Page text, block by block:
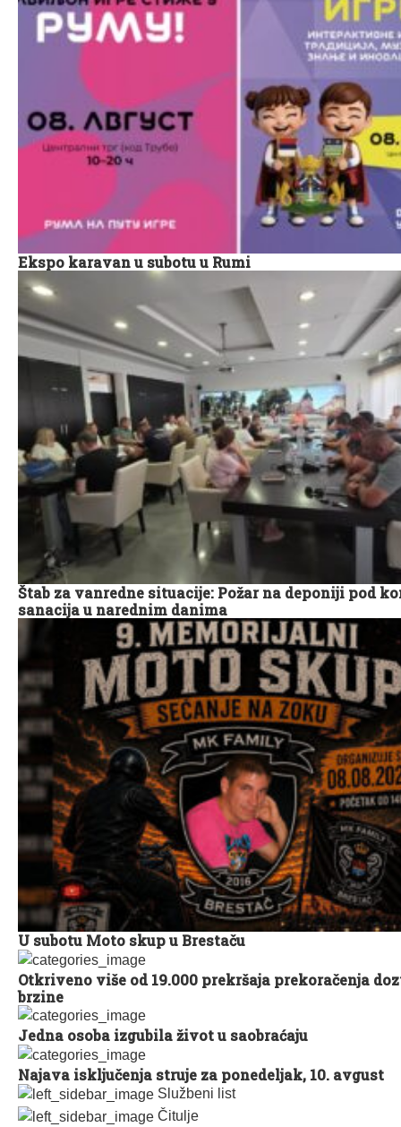
Službeni list
Čitulje
Ekspo karavan u subotu u Rumi
Štab za vanredne situacije: Požar na deponiji pod
sanacija u narednim danima
U subotu Moto skup u Brestaču
Otkriveno više od 19.000 prekršaja prekoračenja
brzine
Jedna osoba izgubila život u saobraćaju
Najava isključenja struje za ponedeljak, 10. avgust